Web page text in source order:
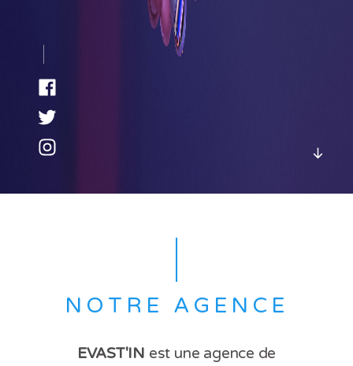
NOTRE AGENCE
EVAST'IN est une agence de